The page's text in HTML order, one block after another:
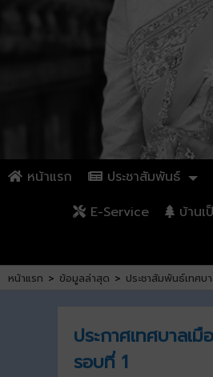
หน้าแรก ประชาสัมพันธ์
E-Service
บ้าน
หน้าแรก > ข้อมูลล่าสุด > ประชาสัมพันธ์เทศบ
ประกาศเทศบาลเ
รอบที่ 1